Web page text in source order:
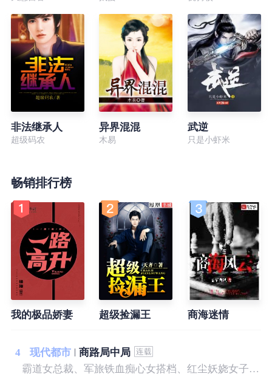
非法继承人
超级码农
异界混混
木易
武逆
只是小虾米
畅销排行榜
我的极品娇妻 超级捡漏王 商海迷情
4 现代都市
商路局中局
霸道女总裁、军旅铁血痴心女搭档、红尘妖娆女子，无不对其倾心付出一切，可无人知道他早已心若荒草、身似草芥！ 倾心所爱之人视其为仇人，至亲父母与之断绝关系，且看小人物如何混商界，成就一方霸业！